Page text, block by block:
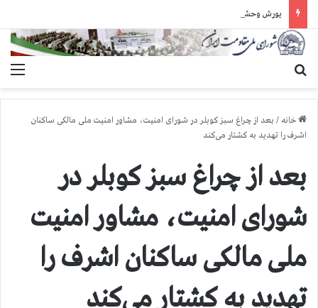
خانه / بعد از چراغ سبز کوبلر در شورای امنیت، مشاور امنیت ملی مالکی ساکنان
اشرف را تهدید به کشتار می‌کند
بعد از چراغ سبز کوبلر در
شورای امنیت، مشاور امنیت
ملی مالکی ساکنان اشرف را
تهدید به کشتار می‌کند